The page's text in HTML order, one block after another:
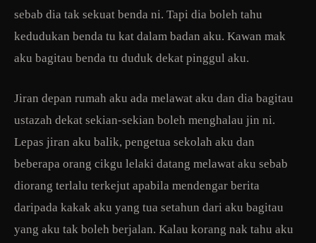
sebab dia tak sekuat benda ni. Tapi dia boleh tahu
kedudukan benda tu kat dalam badan aku. Kawan mak
aku bagitau benda tu duduk dekat pinggul aku.
Jiran depan rumah aku ada melawat aku dan dia bagitau
ustazah dekat sekian-sekian boleh menghalau jin ni.
Lepas jiran aku balik, pengetua sekolah aku dan
beberapa orang cikgu lelaki datang melawat aku sebab
diorang terlalu terkejut apabila mendengar berita
daripada kakak aku yang tua setahun dari aku bagitau
yang aku tak boleh berjalan. Kalau korang nak tahu aku